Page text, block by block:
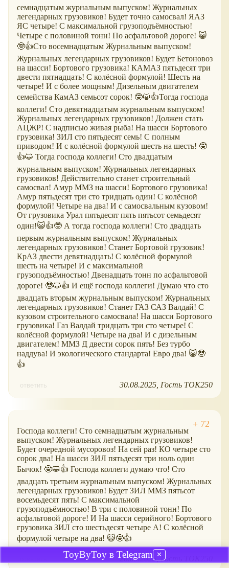
семнадцатым журнальным выпуском! Журнальных
легендарных грузовиков! Будет точно самосвал! ЯАЗ
ЯС четыре! С максимальной грузоподъёмностью!
Четыре с половиной тонн! По асфальтовой дороге! 😺
🤓👍Сто восемнадцатым Журнальным выпуском!
Журнальных легендарных грузовиков! Будет Бетоновоз
на шасси! Бортового грузовика! КАМАЗ пятьдесят три
двести пятнадцать! С колёсной формулой! Шесть на
четыре! И с более мощным! Дизельным двигателем
семейства КамАЗ семьсот сорок! 🤓😺👍Тогда господа
коллеги! Сто девятнадцатым журнальным выпуском!
Журнальных легендарных грузовиков! Должен стать
АЦЖР! С надписью живая рыба! На шасси Бортового
грузовика! ЗИЛ сто пятьдесят семь! С полным
приводом! И с колёсной формулой шесть на шесть! 🤓
👍😺 Тогда господа коллеги! Сто двадцатым
журнальным выпуском! Журнальных легендарных
грузовиков! Действительно станет строительный
самосвал! Амур ММЗ на шасси! Бортового грузовика!
Амур пятьдесят три сто тридцать один! С колёсной
формулой! Четыре на два! И с самосвальным кузовом!
От грузовика Урал пятьдесят пять пятьсот семьдесят
один!😺👍🤓 А тогда господа коллеги! Сто двадцать
первым журнальным выпуском! Журнальных
легендарных грузовиков! Станет Бортовой грузовик!
КрАЗ двести девятнадцать! С колёсной формулой
шесть на четыре! И с максимальной
грузоподъёмностью! Двенадцать тонн по асфальтовой
дороге! 🤓😺👍 И ещё господа коллеги! Думаю что сто
двадцать вторым журнальным выпуском! Журнальных
легендарных грузовиков! Станет ГАЗ САЗ Валдай! С
кузовом строительного самосвала! На шасси Бортового
грузовика! Газ Валдай тридцать три сто четыре! С
колёсной формулой! Четыре на два! И с дизельным
двигателем! ММЗ Д двести сорок пять! Без турбо
наддува! И экологического стандарта! Евро два! 😺🤓
👍
ответить 30.08.2025 Гость ТОК250
Господа коллеги! Сто семнадцатым журнальным
выпуском! Журнальных легендарных грузовиков!
Будет очередной мусоровоз! На сей раз! КО четыре сто
сорок два! На шасси ЗИЛ пятьдесят три ноль один
Бычок! 🤓😺👍 Господа коллеги думаю что! Сто
двадцать третьим журнальным выпуском! Журнальных
легендарных грузовиков! Будет ЗИЛ ММЗ пятьсот
восемьдесят пять! С максимальной
грузоподъёмностью! В три с половиной тонн! По
асфальтовой дороге! И На шасси серийного! Бортового
грузовика ЗИЛ сто шестьдесят четыре А! С колёсной
формулой четыре на два! 😺🤓👍
26.09.2025 Гость ТОК250
ToyByToy в Telegram ✕